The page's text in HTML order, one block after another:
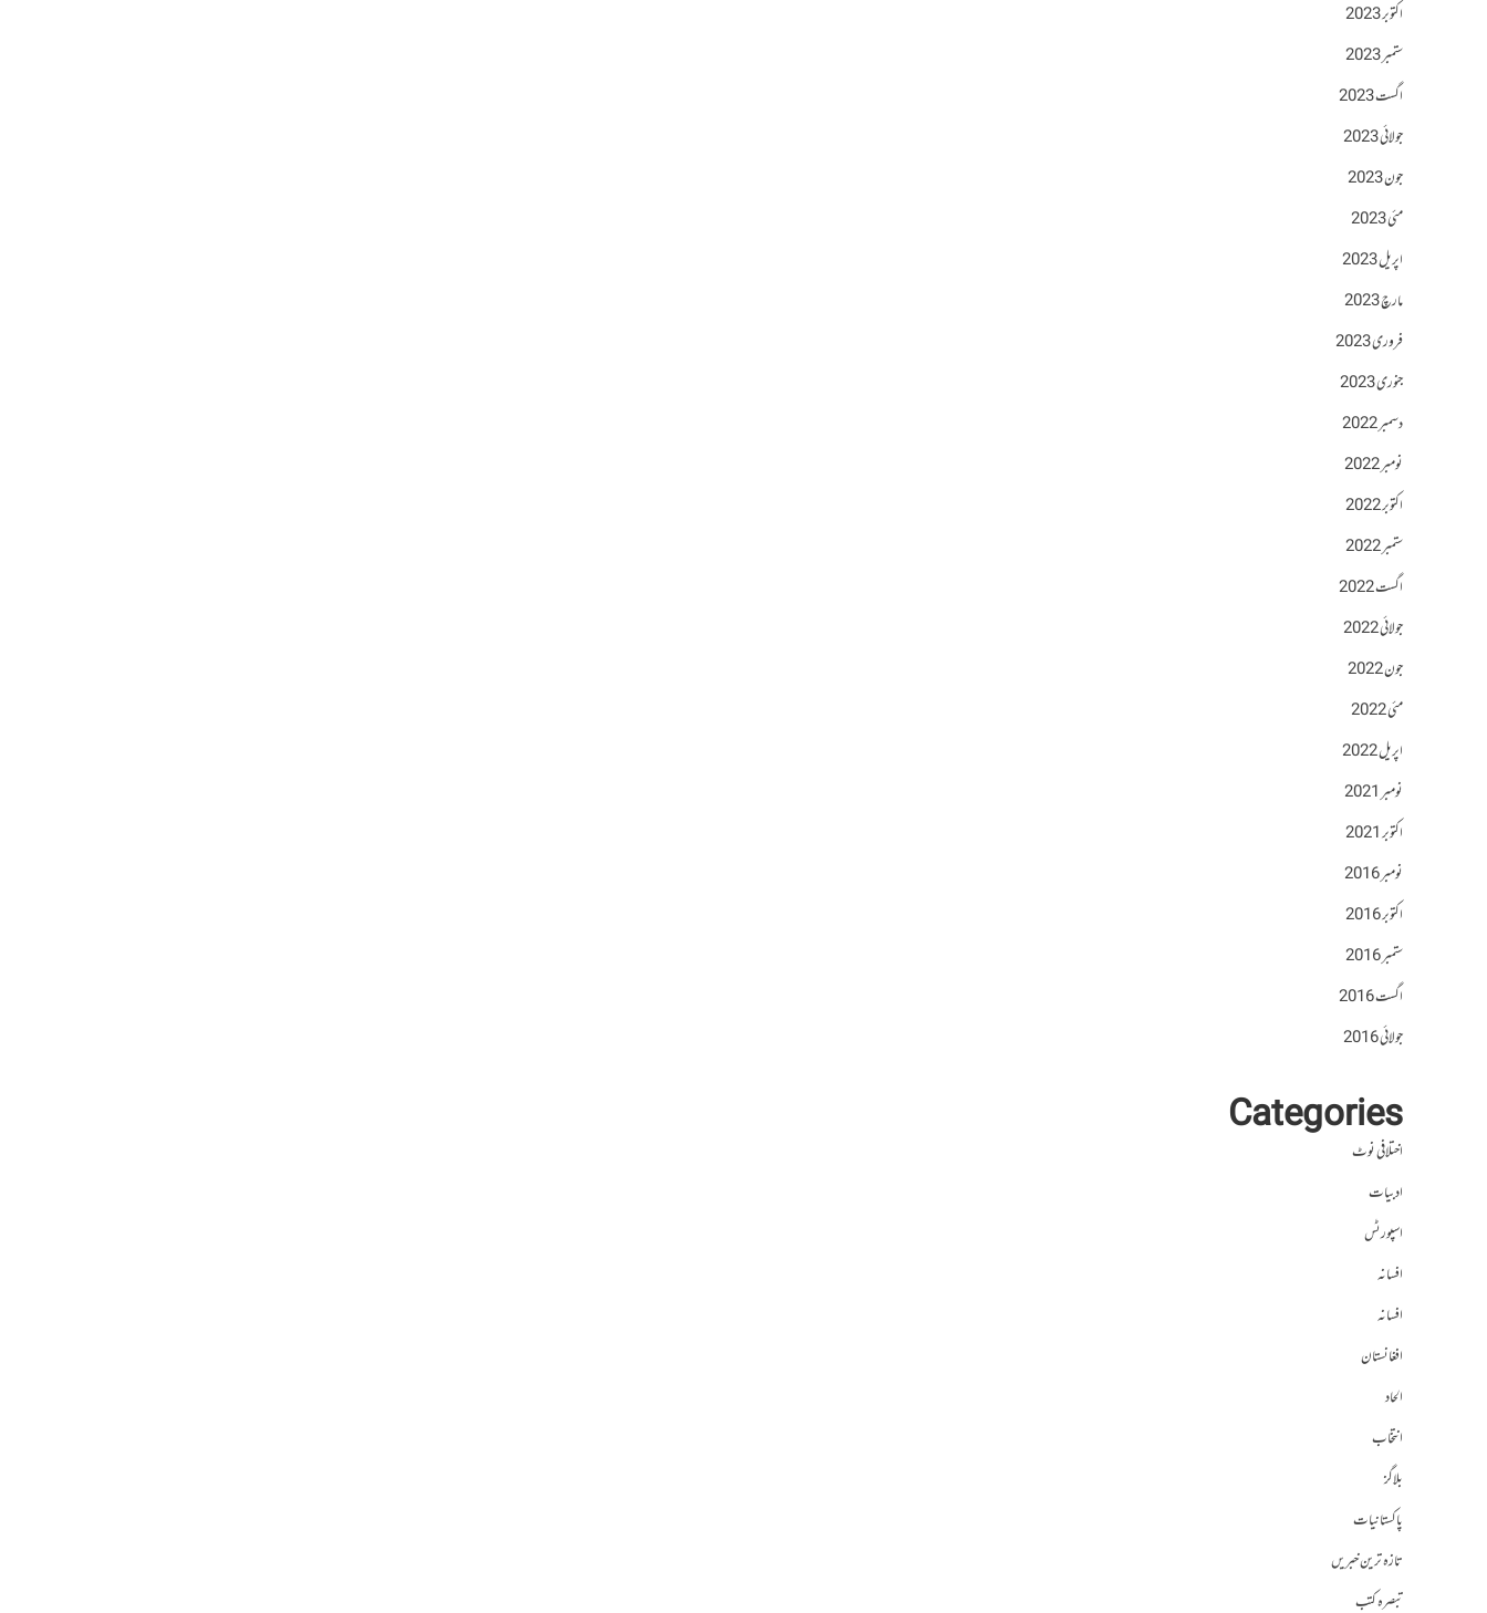
اکتوبر 2023
ستمبر 2023
اگست 2023
جولائی 2023
جون 2023
مئی 2023
اپریل 2023
مارچ 2023
فروری 2023
جنوری 2023
دسمبر 2022
نومبر 2022
اکتوبر 2022
ستمبر 2022
اگست 2022
جولائی 2022
جون 2022
مئی 2022
اپریل 2022
نومبر 2021
اکتوبر 2021
نومبر 2016
اکتوبر 2016
ستمبر 2016
اگست 2016
جولائی 2016
Categories
اختلافی نوٹ
ادبیات
اسپورٹس
افسانہ
افسانہ
افغانستان
الحاد
انتخاب
بلاگز
پاکستانیات
تازہ ترین خبریں
تبصرہ کتب